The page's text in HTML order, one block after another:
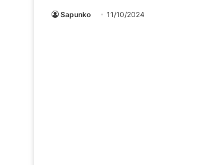
Sapunko 11/10/2024